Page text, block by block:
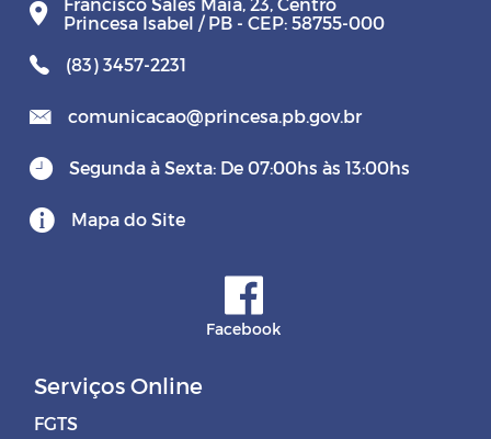
Princesa Isabel / PB - CEP: 58755-000
(83) 3457-2231
comunicacao@princesa.pb.gov.br
Segunda à Sexta: De 07:00hs às 13:00hs
Mapa do Site
Facebook
Serviços Online
FGTS